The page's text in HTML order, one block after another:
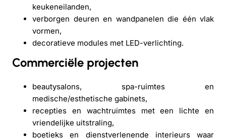
keukeneilanden,
verborgen deuren en wandpanelen die één vlak
vormen,
decoratieve modules met LED-verlichting.
Commerciële projecten
beautysalons, spa-ruimtes en
medische/esthetische gabinets,
recepties en wachtruimtes met een lichte en
vriendelijke uitstraling,
boetieks en dienstverlenende interieurs waar